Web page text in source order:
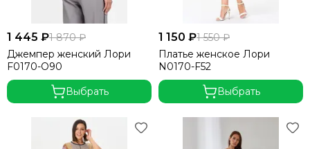
1 445 ₽1 870 ₽
Джемпер женский Лори
F0170-O90
Выбрать
1 150 ₽1 550 ₽
Платье женское Лори
N0170-F52
Выбрать